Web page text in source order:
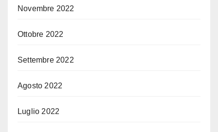
Novembre 2022
Ottobre 2022
Settembre 2022
Agosto 2022
Luglio 2022